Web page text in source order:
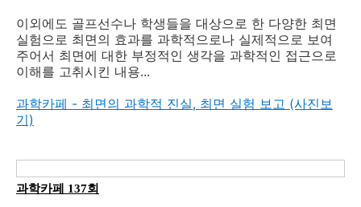
이외에도 골프선수나 학생들을 대상으로 한 다양한 최면
실험으로 최면의 효과를 과학적으로나 실제적으로 보여
주어서 최면에 대한 부정적인 생각을 과학적인 접근으로
이해를 고취시킨 내용...
과학카페 - 최면의 과학적 진실, 최면 실험 보고 (사진보
기)
과학카페 137회